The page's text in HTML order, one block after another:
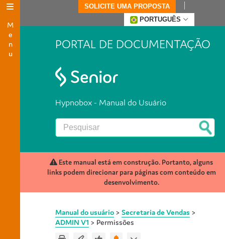
Menu
SOLICITE UMA PROPOSTA
PORTUGUÊS
PORTAL DE DOCUMENTAÇÃO
Hypnobox - Manual do Usuário
Este manual está em construção. Portanto, alguns
links podem direcionar para páginas com conteúdo em
desenvolvimento.
Manual do usuário > Secretaria de Vendas >
ADMIN V1 > Permissões